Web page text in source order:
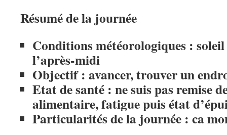
Résumé de la journée
Conditions météorologiques :
l’après-midi
Objectif : avancer, trouver un
Etat de santé : ne suis pas remise
alimentaire, fatigue puis état
Particularités de la journée : ca